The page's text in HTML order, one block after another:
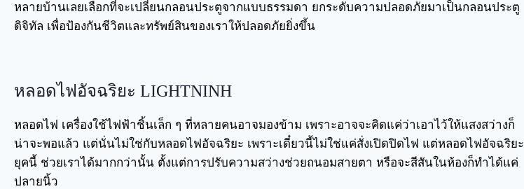
หลายบ้านเลยเลือกที่จะเปลี่ยนกลอนประตูจากแบบธรรมดา ยกระดับความปลอดภัยมาเป็นกลอนประตู
ดิจิทัล เพื่อป้องกันชีวิตและทรัพย์สินของเราให้ปลอดภัยยิ่งขึ้น
หลอดไฟอัจฉริยะ LIGHTNINH
หลอดไฟ เครื่องใช้ไฟฟ้าชิ้นเล็ก ๆ ที่หลายคนอาจมองข้าม เพราะอาจจะคิดแค่ว่าเอาไว้ให้แสงสว่างก็
น่าจะพอแล้ว แต่นั่นไม่ใช่กับหลอดไฟอัจฉริยะ เพราะเดี๋ยวนี้ไม่ใช่แค่สั่งเปิดปิดไฟ แต่หลอดไฟอัจฉริยะ
ยุคนี้ ช่วยเราได้มากกว่านั้น ตั้งแต่การปรับความสว่างช่วยถนอมสายตา หรือจะสีสันในห้องก็ทำได้แค่
ปลายนิ้ว